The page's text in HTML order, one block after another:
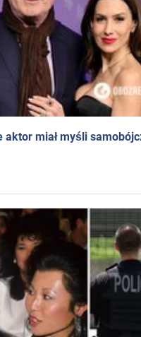
miał myśli